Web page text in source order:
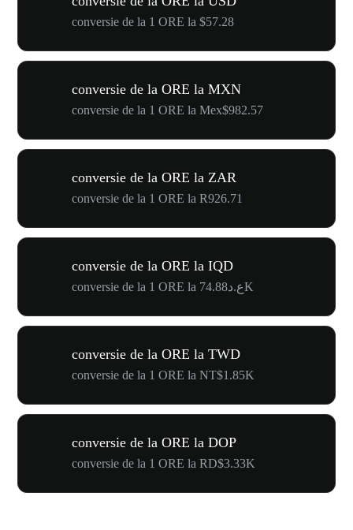
conversie de la 1 ORE la $57.28
conversie de la ORE la MXN
conversie de la 1 ORE la Mex$982.57
conversie de la ORE la ZAR
conversie de la 1 ORE la R926.71
conversie de la ORE la IQD
conversie de la 1 ORE la ع.د74.88K
conversie de la ORE la TWD
conversie de la 1 ORE la NT$1.85K
conversie de la ORE la DOP
conversie de la 1 ORE la RD$3.33K